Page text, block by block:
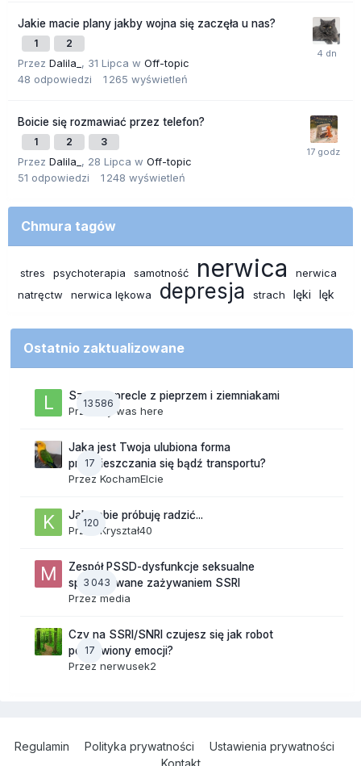
Jakie macie plany jakby wojna się zaczęła u nas?
1 2
Przez Dalila_ , 31 Lipca w Off-topic
48 odpowiedzi 1 265 wyświetleń
Boicie się rozmawiać przez telefon?
1 2 3
Przez Dalila_ , 28 Lipca w Off-topic
51 odpowiedzi 1 248 wyświetleń
Chmura tagów
stres psychoterapia samotność nerwica
nerwica
natręctw
nerwica lękowa depresja strach lęki lęk
Ostatnio zaktualizowane
13 586
Szalone precle z pieprzem i ziemniakami
Przezlily was here
17
Jaka jest Twoja ulubiona forma
przemieszczania się bądź transportu?
Przez KochamElcie
120
Jak sobie próbuję radzić...
Przez Kryształ40
3 043
Zespół PSSD-dysfunkcje seksualne
spowodowane zażywaniem SSRI
Przez media
17
Czy na SSRI/SNRI czujesz się jak robot
pozbawiony emocji?
Przez nerwusek2
Regulamin Polityka prywatności
Ustawienia prywatności